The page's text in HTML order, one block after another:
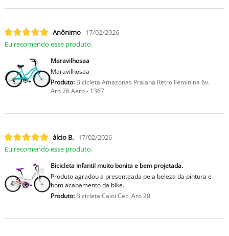
Anônimo 17/02/2026
Eu recomendo esse produto.
Maravilhosaa
Maravilhosaa
Produto:Bicicleta Amazonas Praiana Retro Feminina 6v.
Aro 26 Aero - 1367
lcio B. 17/02/2026
Eu recomendo esse produto.
Bicicleta infantil muito bonita e bem projetada.
Produto agradou a presenteada pela beleza da pintura e
bom acabamento da bike.
Produto:Bicicleta Caloi Ceci Aro 20